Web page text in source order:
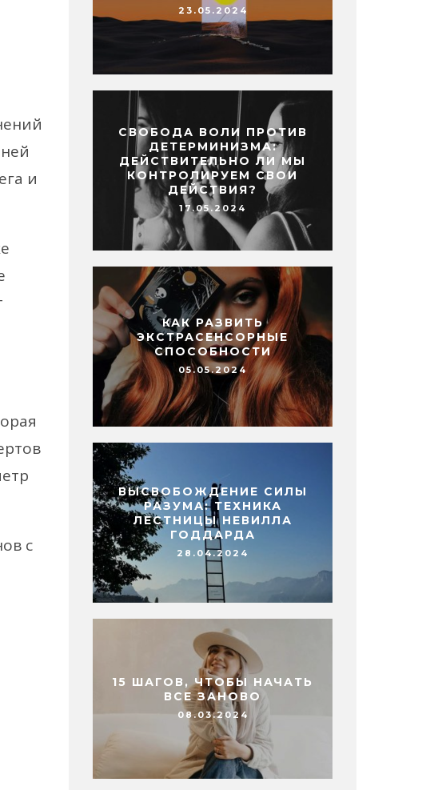
и
с
23.05.2024
СВОБОДА ВОЛИ ПРОТИВ
ДЕТЕРМИНИЗМА:
ДЕЙСТВИТЕЛЬНО ЛИ МЫ
КОНТРОЛИРУЕМ СВОИ
ДЕЙСТВИЯ?
17.05.2024
КАК РАЗВИТЬ
ЭКСТРАСЕНСОРНЫЕ
СПОСОБНОСТИ
05.05.2024
ВЫСВОБОЖДЕНИЕ СИЛЫ
РАЗУМА: ТЕХНИКА
ЛЕСТНИЦЫ НЕВИЛЛА
ГОДДАРДА
28.04.2024
15 ШАГОВ, ЧТОБЫ НАЧАТЬ
ВСЕ ЗАНОВО
08.03.2024